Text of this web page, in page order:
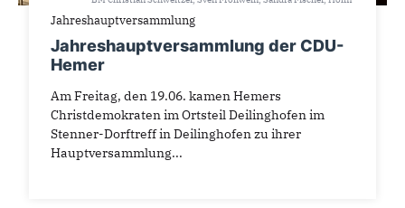
Jahreshauptversammlung
Jahreshauptversammlung der CDU-
Hemer
Am Freitag, den 19.06. kamen Hemers
Christdemokraten im Ortsteil Deilinghofen im
Stenner-Dorftreff in Deilinghofen zu ihrer
Hauptversammlung...